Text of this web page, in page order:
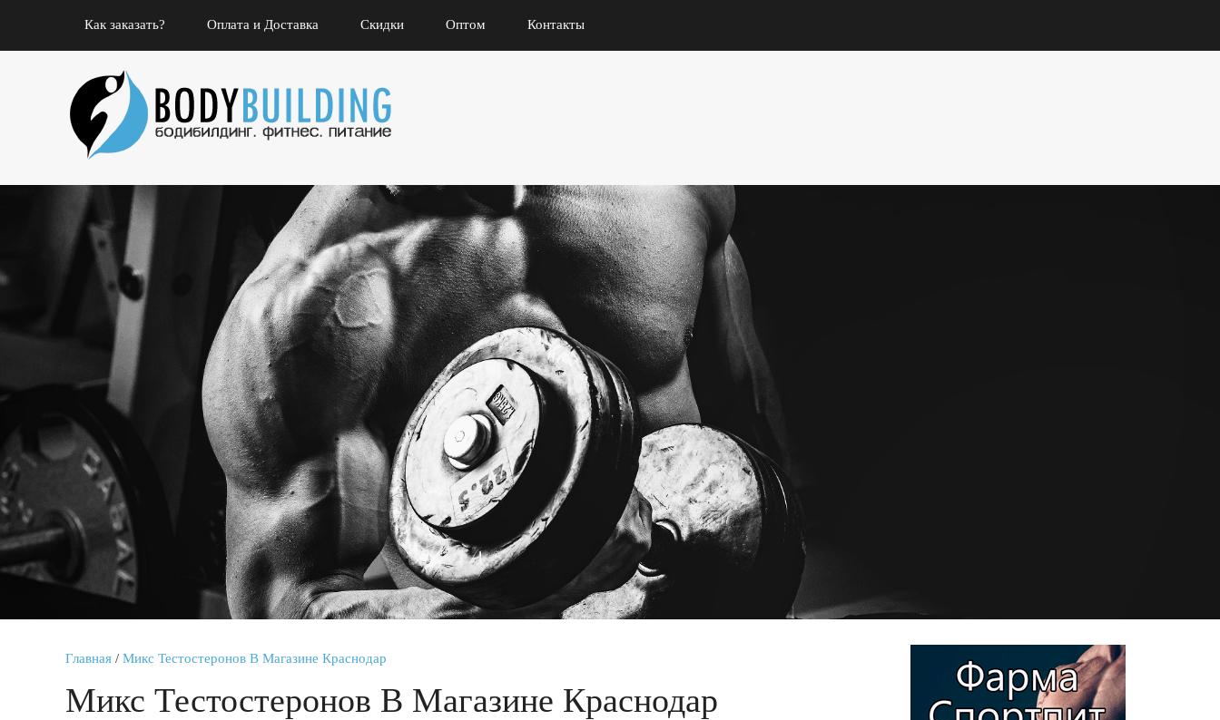
Как заказать? Оплата и Доставка Скидки Оптом Контакты
Главная / Микс Тестостеронов В Магазине Краснодар
Микс Тестостеронов В Магазине Краснодар